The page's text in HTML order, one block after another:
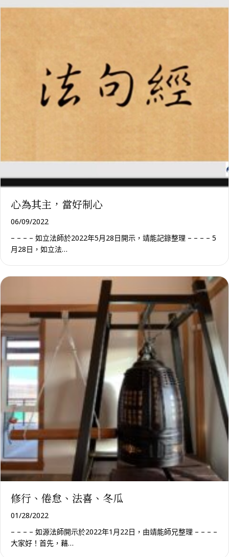
心為其主，當好制心
06/09/2022
– – – – 如立法師於2022年5月28日開示，靖能記錄整理 – – – – 5
月28日，如立法…
修行、倦怠、法喜、冬瓜
01/28/2022
– – – – 如源法師開示於2022年1月22日，由靖能師兄整理 – – – –
大家好！首先，藉…